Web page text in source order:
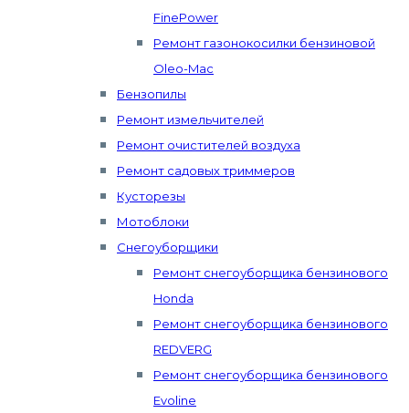
FinePower
Ремонт газонокосилки бензиновой
Oleo-Mac
Бензопилы
Ремонт измельчителей
Ремонт очистителей воздуха
Ремонт садовых триммеров
Кусторезы
Мотоблоки
Снегоуборщики
Ремонт снегоуборщика бензинового
Honda
Ремонт снегоуборщика бензинового
REDVERG
Ремонт снегоуборщика бензинового
Evoline